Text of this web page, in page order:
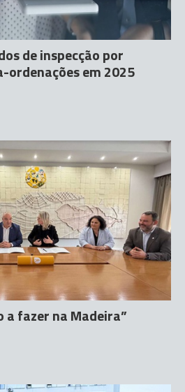
de inspecção por
ordenações em 2025
fazer na Madeira”